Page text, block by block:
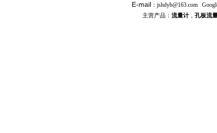
E-mail ： jshdyb@163.com
主营产品： 流量计， 孔板流